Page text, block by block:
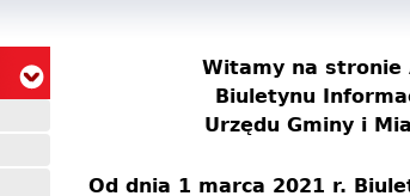
Witamy na stronie
Biuletynu
Urzędu Gminy i
Od dnia 1 marca 2021 r.